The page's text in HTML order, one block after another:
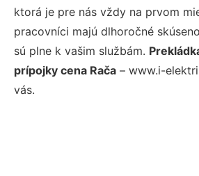
ktorá je pre nás vždy na prvom
pracovníci majú dlhoročné
sú plne k vašim službám.
prípojky cena Rača – www.i-
vás.